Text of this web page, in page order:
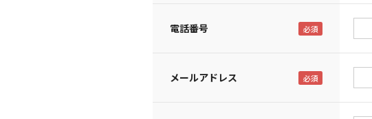
電話番号
メールアドレス